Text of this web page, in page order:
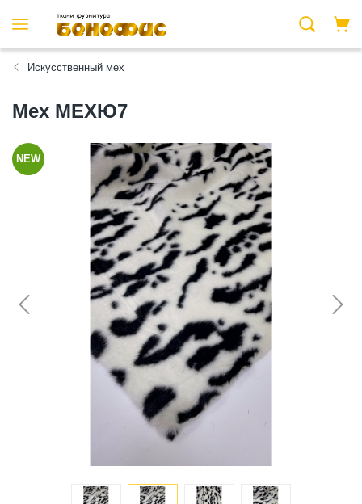
Искусственный мех
Мех МЕХЮ7
NEW